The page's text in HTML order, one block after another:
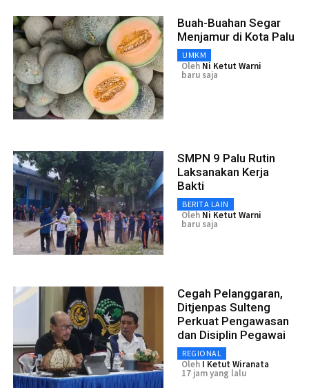
Buah-Buahan Segar
Menjamur di Kota Palu
UMKM
Oleh Ni Ketut Warni
baru saja
SMPN 9 Palu Rutin
Laksanakan Kerja
Bakti
BERITA LAIN
Oleh Ni Ketut Warni
baru saja
Cegah Pelanggaran,
Ditjenpas Sulteng
Perkuat Pengawasan
dan Disiplin Pegawai
REGIONAL
Oleh I Ketut Wiranata
17 jam yang lalu